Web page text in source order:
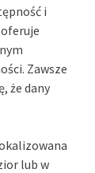
i
Zawsze
że dany
lub w